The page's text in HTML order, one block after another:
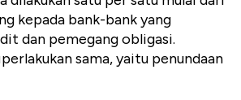
kepada bank-bank yang
dan pemegang obligasi.
sama, yaitu penundaan